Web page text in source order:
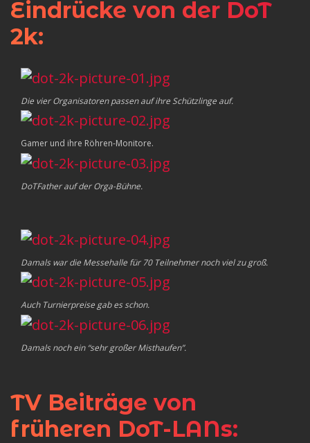
Eindrücke von der DoT
2k:
Die vier Organisatoren passen auf ihre Schützlinge auf.
Gamer und ihre Röhren-Monitore.
DoTFather auf der Orga-Bühne.
Damals war die Messehalle für 70 Teilnehmer noch viel zu groß.
Auch Turnierpreise gab es schon.
Damals noch ein “sehr großer Misthaufen”.
TV Beiträge von
früheren DoT-LANs: